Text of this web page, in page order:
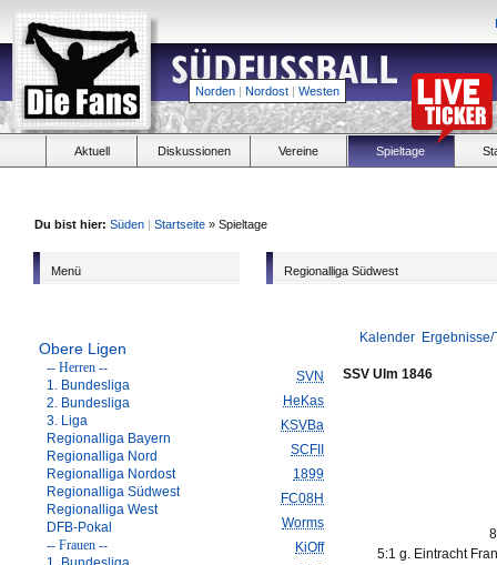
Norden | Nordost | Westen
Aktuell Diskussionen Vereine Spieltage
Du bist hier: Süden | Startseite » Spieltage
Menü
Obere Ligen
-- Herren --
1. Bundesliga
2. Bundesliga
3. Liga
Regionalliga Bayern
Regionalliga Nord
Regionalliga Nordost
Regionalliga Südwest
Regionalliga West
DFB-Pokal
-- Frauen --
Regionalliga Südwest
Kalender
SVN
HeKas
KSVBa
SCFII
1899
FC08H
Worms
KiOff
SSV Ulm 1846
5:1 g. Eintracht